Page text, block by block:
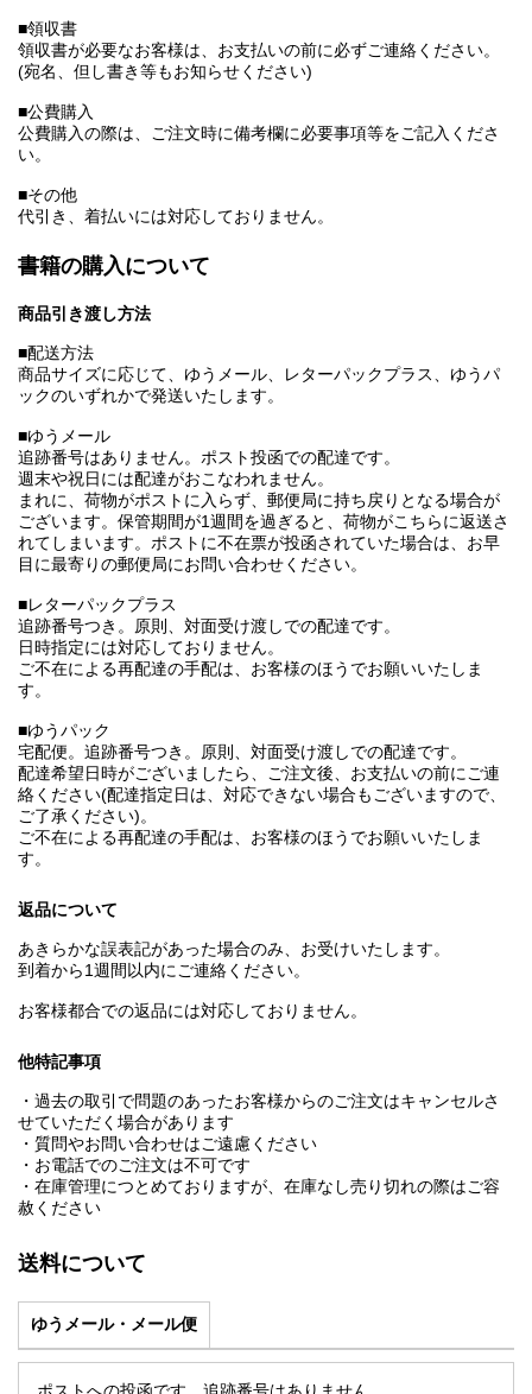
■領収書
領収書が必要なお客様は、お支払いの前に必ずご連絡ください。
(宛名、但し書き等もお知らせください)
■公費購入
公費購入の際は、ご注文時に備考欄に必要事項等をご記入くださ
い。
■その他
代引き、着払いには対応しておりません。
書籍の購入について
商品引き渡し方法
■配送方法
商品サイズに応じて、ゆうメール、レターパックプラス、ゆうパ
ックのいずれかで発送いたします。
■ゆうメール
追跡番号はありません。ポスト投函での配達です。
週末や祝日には配達がおこなわれません。
まれに、荷物がポストに入らず、郵便局に持ち戻りとなる場合が
ございます。保管期間が1週間を過ぎると、荷物がこちらに返送さ
れてしまいます。ポストに不在票が投函されていた場合は、お早
目に最寄りの郵便局にお問い合わせください。
■レターパックプラス
追跡番号つき。原則、対面受け渡しでの配達です。
日時指定には対応しておりません。
ご不在による再配達の手配は、お客様のほうでお願いいたしま
す。
■ゆうパック
宅配便。追跡番号つき。原則、対面受け渡しでの配達です。
配達希望日時がございましたら、ご注文後、お支払いの前にご連
絡ください(配達指定日は、対応できない場合もございますので、
ご了承ください)。
ご不在による再配達の手配は、お客様のほうでお願いいたしま
す。
返品について
あきらかな誤表記があった場合のみ、お受けいたします。
到着から1週間以内にご連絡ください。
お客様都合での返品には対応しておりません。
他特記事項
・過去の取引で問題のあったお客様からのご注文はキャンセルさ
せていただく場合があります
・質問やお問い合わせはご遠慮ください
・お電話でのご注文は不可です
・在庫管理につとめておりますが、在庫なし売り切れの際はご容
赦ください
送料について
ゆうメール・メール便